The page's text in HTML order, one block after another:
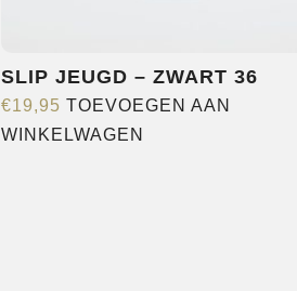
SLIP JEUGD – ZWART 36
€19,95 TOEVOEGEN AAN
WINKELWAGEN